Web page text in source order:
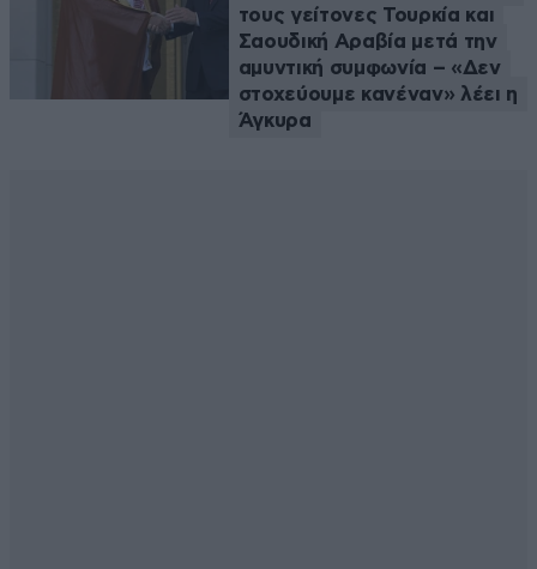
τους γείτονες Τουρκία και
Σαουδική Αραβία μετά την
αμυντική συμφωνία – «Δεν
στοχεύουμε κανέναν» λέει η
Άγκυρα